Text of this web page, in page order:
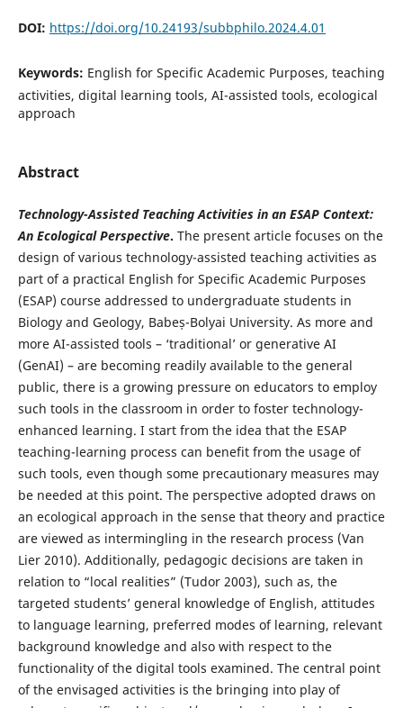
DOI: https://doi.org/10.24193/subbphilo.2024.4.01
Keywords: English for Specific Academic Purposes, teaching
activities, digital learning tools, AI-assisted tools, ecological
approach
Abstract
Technology-Assisted Teaching Activities in an ESAP Context:
An Ecological Perspective. The present article focuses on the
design of various technology-assisted teaching activities as
part of a practical English for Specific Academic Purposes
(ESAP) course addressed to undergraduate students in
Biology and Geology, Babeș-Bolyai University. As more and
more AI-assisted tools – ‘traditional’ or generative AI
(GenAI) – are becoming readily available to the general
public, there is a growing pressure on educators to employ
such tools in the classroom in order to foster technology-
enhanced learning. I start from the idea that the ESAP
teaching-learning process can benefit from the usage of
such tools, even though some precautionary measures may
be needed at this point. The perspective adopted draws on
an ecological approach in the sense that theory and practice
are viewed as intermingling in the research process (Van
Lier 2010). Additionally, pedagogic decisions are taken in
relation to “local realities” (Tudor 2003), such as, the
targeted students’ general knowledge of English, attitudes
to language learning, preferred modes of learning, relevant
background knowledge and also with respect to the
functionality of the digital tools examined. The central point
of the envisaged activities is the bringing into play of